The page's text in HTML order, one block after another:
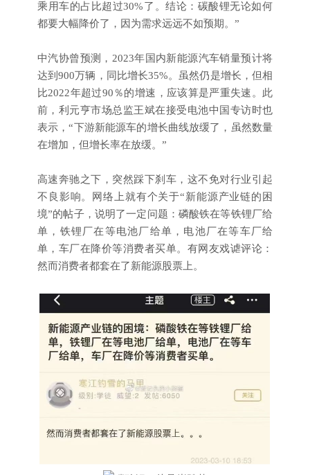
乘用车的占比超过30%了。结论：碳酸锂无论如何
都要大幅降价了，因为需求远远不如预期。”
中汽协曾预测，2023年国内新能源汽车销量预计将
达到900万辆，同比增长35%。虽然仍是增长，但相
比2022年超过90％的增速，应该算是严重失速。此
前，利元亨市场总监王斌在接受电池中国专访时也
表示，“下游新能源车的增长曲线放缓了，虽然数量
在增加，但增长率在放缓。”
高速奔驰之下，突然踩下刹车，这不免对行业引起
不良影响。网络上就有个关于“新能源产业链的困
境”的帖子，说明了一定问题：磷酸铁在等铁锂厂给
单，铁锂厂在等电池厂给单，电池厂在等车厂给
单，车厂在降价等消费者买单。有网友戏谑评论：
然而消费者都套在了新能源股票上。